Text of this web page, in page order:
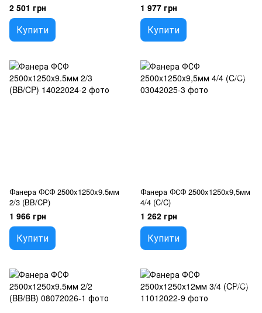
2 501 грн
Купити
1 977 грн
Купити
Фанера ФСФ 2500x1250x9.5мм
2/3 (BB/CP)
1 966 грн
Купити
Фанера ФСФ 2500x1250x9,5мм
4/4 (C/C)
1 262 грн
Купити